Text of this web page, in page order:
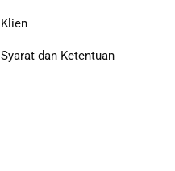
Klien
Syarat dan Ketentuan